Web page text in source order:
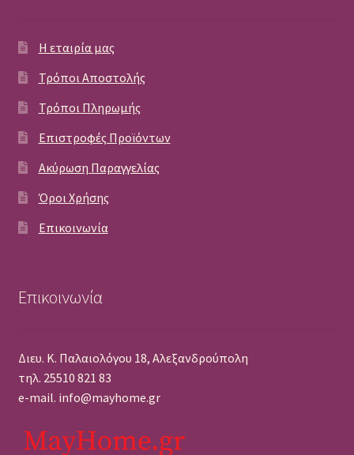
Η εταιρία μας
Τρόποι Αποστολής
Τρόποι Πληρωμής
Επιστροφές Προϊόντων
Ακύρωση Παραγγελίας
Όροι Χρήσης
Επικοινωνία
Επικοινωνία
Διευ. Κ. Παλαιολόγου 18, Αλεξανδρούπολη
τηλ. 25510 821 83
e-mail. info@mayhome.gr